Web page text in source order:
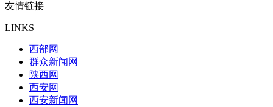
友情链接
LINKS
西部网
群众新闻网
陕西网
西安网
西安新闻网